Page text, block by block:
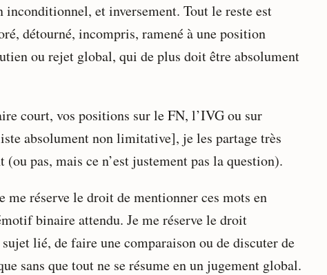
inconditionnel, et inversement. Tout le reste est
détourné, incompris, ramené à une position
ou rejet global, qui de plus doit être absolument
court, vos positions sur le FN, l’IVG ou sur
absolument non limitative], je les partage très
(ou pas, mais ce n’est justement pas la question).
me réserve le droit de mentionner ces mots en
binaire attendu. Je me réserve le droit
sujet lié, de faire une comparaison ou de discuter de
sans que tout ne se résume en un jugement global.